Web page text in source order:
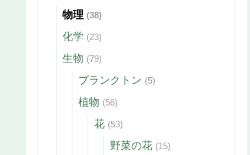
物理 (38)
化学 (23)
生物 (79)
プランクトン (5)
植物 (56)
花 (53)
野菜の花 (15)